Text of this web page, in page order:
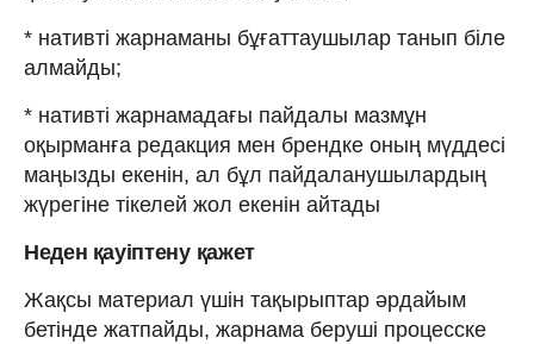
* нативті жарнаманы бұғаттаушылар танып біле
алмайды;
* нативті жарнамадағы пайдалы мазмұн
оқырманға редакция мен брендке оның мүддесі
маңызды екенін, ал бұл пайдаланушылардың
жүрегіне тікелей жол екенін айтады
Неден қауіптену қажет
Жақсы материал үшін тақырыптар әрдайым
бетінде жатпайды, жарнама беруші процесске